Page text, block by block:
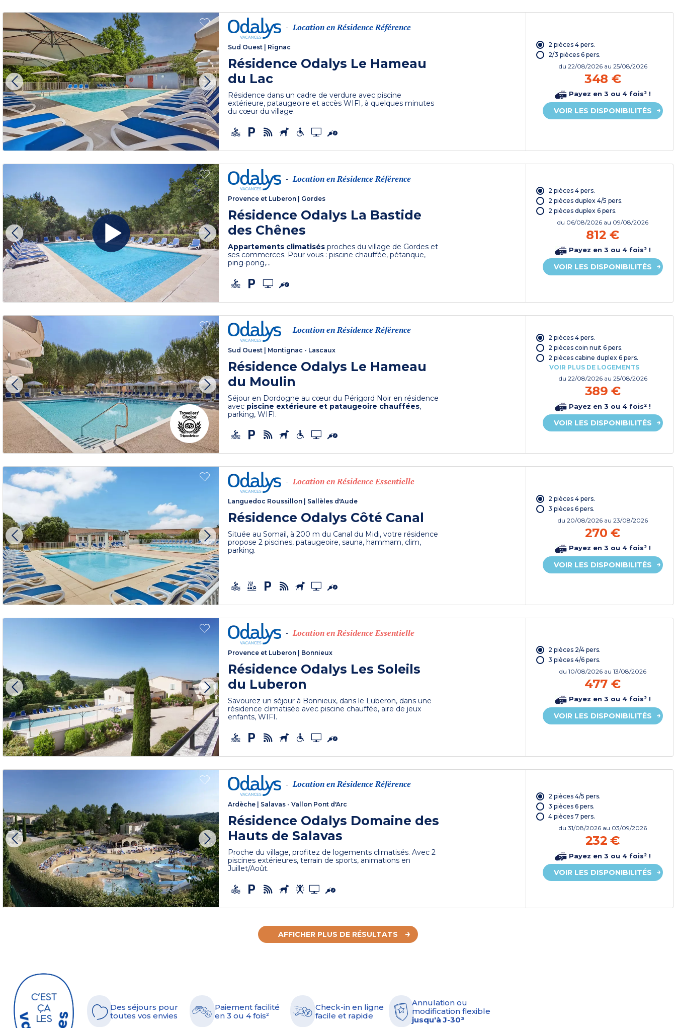
- Location en Résidence Référence
Sud Ouest Rignac
Résidence Odalys Le Hameau
du Lac
Résidence dans un cadre de verdure avec piscine
extérieure, pataugeoire et accès WIFI, à quelques minutes
du cœur du village.
2 pièces 4 pers.
2/3 pièces 6 pers.
du 22/08/2026 au 25/08/2026
348 €
Payez en 3 ou 4 fois² !
VOIR LES DISPONIBILITÉS
- Location en Résidence Référence
Provence et Luberon Gordes
Résidence Odalys La Bastide
des Chênes
Appartements climatisés proches du village de Gordes et
ses commerces. Pour vous : piscine chauffée, pétanque,
ping-pong,...
2 pièces 4 pers.
2 pièces duplex 4/5 pers.
2 pièces duplex 6 pers.
du 06/08/2026 au 09/08/2026
812 €
Payez en 3 ou 4 fois² !
VOIR LES DISPONIBILITÉS
- Location en Résidence Référence
Sud Ouest | Montignac - Lascaux
Résidence Odalys Le Hameau
du Moulin
Séjour en Dordogne au cœur du Périgord Noir en résidence
avec piscine extérieure et pataugeoire chauffées,
parking, WIFI.
2 pièces 4 pers.
2 pièces coin nuit 6 pers.
2 pièces cabine duplex 6 pers.
VOIR PLUS DE LOGEMENTS
du 22/08/2026 au 25/08/2026
389 €
Payez en 3 ou 4 fois² !
VOIR LES DISPONIBILITÉS
- Location en Résidence Essentielle
Languedoc Roussillon Sallèles d'Aude
Résidence Odalys Côté Canal
Située au Somail, à 200 m du Canal du Midi, votre résidence
propose 2 piscines, pataugeoire, sauna, hammam, clim,
parking.
2 pièces 4 pers.
3 pièces 6 pers.
du20/08/2026 au 23/08/2026
270 €
Payez en 3 ou 4 fois² !
VOIR LES DISPONIBILITÉS
- Location en Résidence Essentielle
Provence et Luberon Bonnieux
Résidence Odalys Les Soleils
du Luberon
Savourez un séjour à Bonnieux, dans le Luberon, dans une
résidence climatisée avec piscine chauffée, aire de jeux
enfants, WIFI.
2 pièces 2/4 pers.
3 pièces 4/6 pers.
du10/08/2026 au 13/08/2026
477 €
Payez en 3 ou 4 fois² !
VOIR LES DISPONIBILITÉS
- Location en Résidence Référence
Ardèche Salavas - Vallon Pont d'Arc
Résidence Odalys Domaine des
Hauts de Salavas
Proche du village, profitez de logements climatisés. Avec 2
piscines extérieures, terrain de sports, animations en
Juillet/Août.
2 pièces 4/5 pers.
3 pièces 6 pers.
4 pièces 7 pers.
du31/08/2026 au 03/09/2026
232 €
Payez en 3 ou 4 fois² !
VOIR LES DISPONIBILITÉS
AFFICHER PLUS DE RÉSULTATS
Des séjours pour
toutes vos envies
Paiement facilité
en 3 ou 4 fois²
Check-in en ligne
facile et rapide
Annulation ou
modification flexible
jusqu'à J-30³